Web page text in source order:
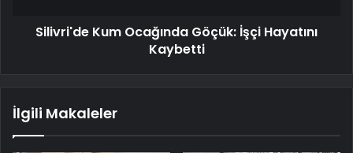
Silivri'de Kum Ocağında Göçük: İşçi Hayatını
Kaybetti
İlgili Makaleler